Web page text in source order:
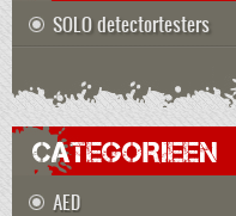
SOLO detectortesters
CATEGORIEEN
AED